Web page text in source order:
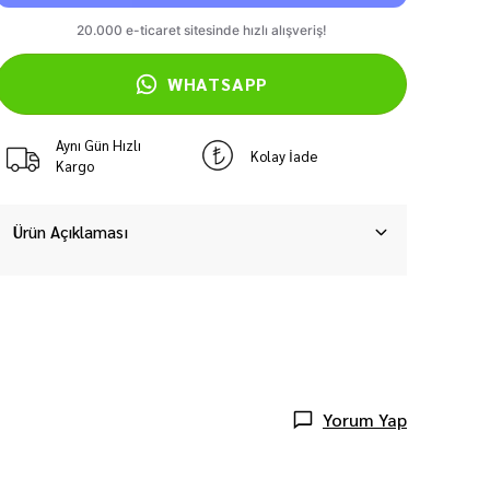
WHATSAPP
Aynı Gün Hızlı
Kargo
Kolay İade
Ürün Açıklaması
Yorum Yap